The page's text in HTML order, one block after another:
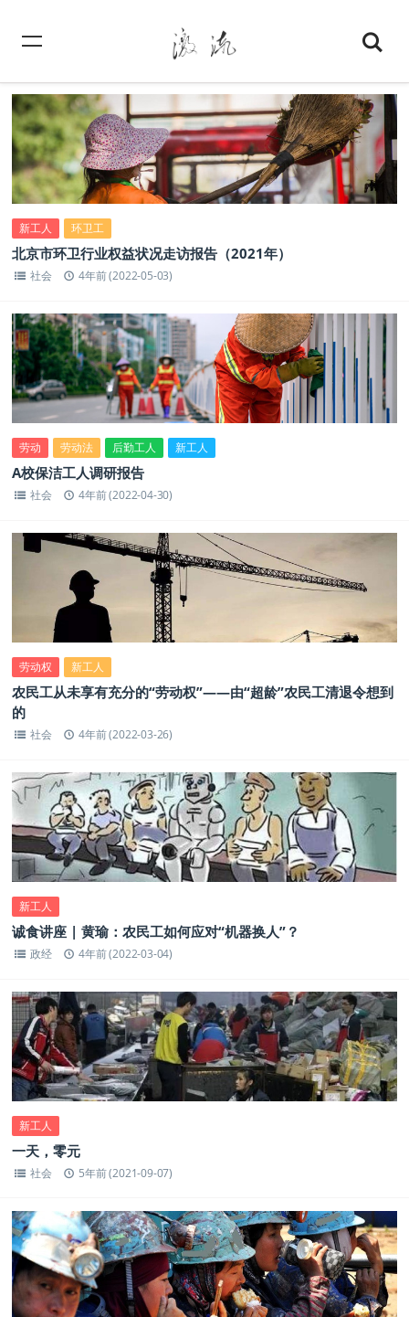
新工人 环卫工
北京市环卫行业权益状况走访报告（2021年）
社会 4年前 (2022-05-03)
劳动 劳动法 后勤工人 新工人
A校保洁工人调研报告
社会 4年前 (2022-04-30)
劳动权 新工人
农民工从未享有充分的“劳动权”——由“超龄”农民工清退令想到
的
社会 4年前 (2022-03-26)
新工人
诚食讲座 | 黄瑜：农民工如何应对“机器换人”？
政经 4年前 (2022-03-04)
新工人
一天，零元
社会 5年前 (2021-09-07)